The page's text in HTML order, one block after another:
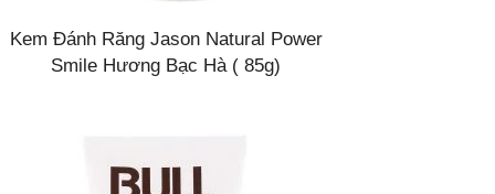
Kem Đánh Răng Jason Natural Power
Smile Hương Bạc Hà ( 85g)